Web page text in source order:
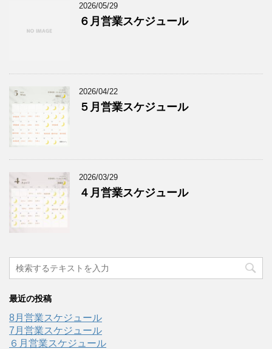
2026/05/29
６月営業スケジュール
2026/04/22
５月営業スケジュール
2026/03/29
４月営業スケジュール
最近の投稿
8月営業スケジュール
7月営業スケジュール
６月営業スケジュール